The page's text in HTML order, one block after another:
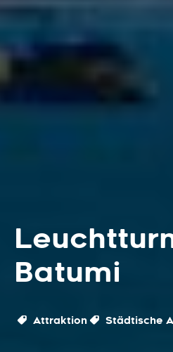
Batumi
Attraktion Städtische